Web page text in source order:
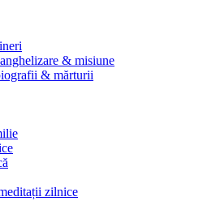
& misiune
& mărturii
zilnice